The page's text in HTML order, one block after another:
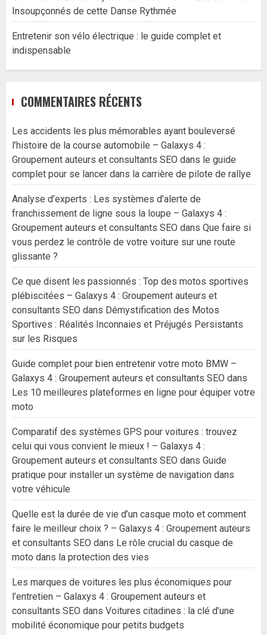
Insoupçonnés de cette Danse Rythmée
Entretenir son vélo électrique : le guide complet et
indispensable
COMMENTAIRES RÉCENTS
Les accidents les plus mémorables ayant bouleversé
l’histoire de la course automobile – Galaxys 4 :
Groupement auteurs et consultants SEO dans le guide
complet pour se lancer dans la carrière de pilote de rallye
Analyse d’experts : Les systèmes d’alerte de
franchissement de ligne sous la loupe – Galaxys 4 :
Groupement auteurs et consultants SEO dans Que faire si
vous perdez le contrôle de votre voiture sur une route
glissante ?
Ce que disent les passionnés : Top des motos sportives
plébiscitées – Galaxys 4 : Groupement auteurs et
consultants SEO dans Démystification des Motos
Sportives : Réalités Inconnaies et Préjugés Persistants
sur les Risques
Guide complet pour bien entretenir votre moto BMW –
Galaxys 4 : Groupement auteurs et consultants SEO dans
Les 10 meilleures plateformes en ligne pour équiper votre
moto
Comparatif des systèmes GPS pour voitures : trouvez
celui qui vous convient le mieux ! – Galaxys 4 :
Groupement auteurs et consultants SEO dans Guide
pratique pour installer un système de navigation dans
votre véhicule
Quelle est la durée de vie d’un casque moto et comment
faire le meilleur choix ? – Galaxys 4 : Groupement auteurs
et consultants SEO dans Le rôle crucial du casque de
moto dans la protection des vies
Les marques de voitures les plus économiques pour
l’entretien – Galaxys 4 : Groupement auteurs et
consultants SEO dans Voitures citadines : la clé d’une
mobilité économique pour petits budgets